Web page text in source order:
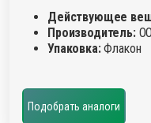
Действующее
Производитель:
Упаковка:Флакон
Подобрать аналоги